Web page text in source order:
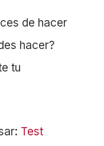
de hacer
hacer?
tu
Test